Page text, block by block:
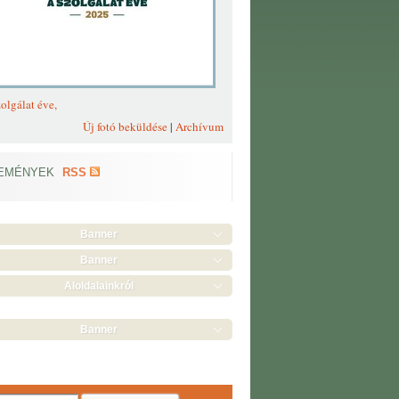
éve,
Új fotó beküldése| Archívum
RSS
Banner
Banner
Aloldalainkról
Banner